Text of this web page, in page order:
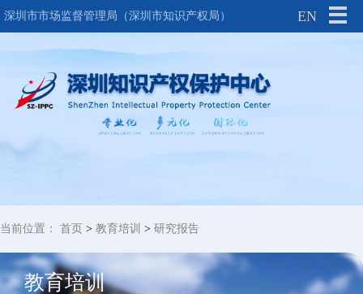
深圳市市场监督管理局（深圳市知识产权局） EN
当前位置： 首页 > 教育培训 > 研究报告
教育培训